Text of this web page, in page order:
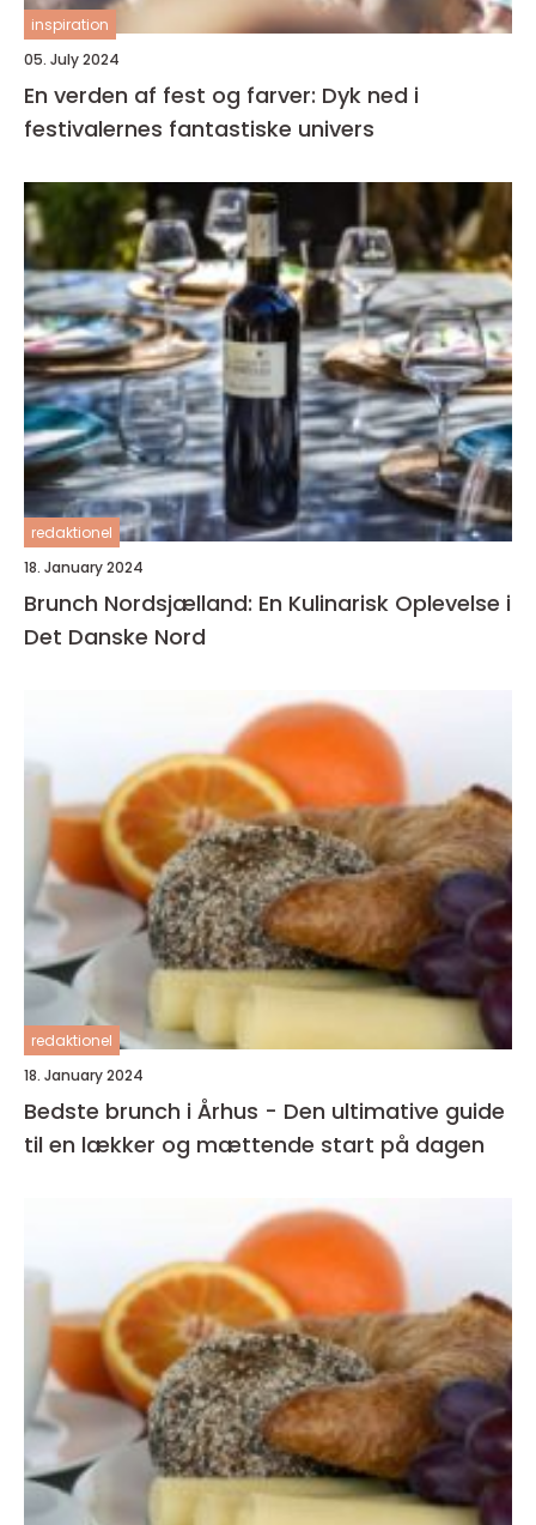
inspiration
05. July 2024
En verden af fest og farver: Dyk ned i
festivalernes fantastiske univers
redaktionel
18. January 2024
Brunch Nordsjælland: En Kulinarisk Oplevelse i
Det Danske Nord
redaktionel
18. January 2024
Bedste brunch i Århus - Den ultimative guide
til en lækker og mættende start på dagen